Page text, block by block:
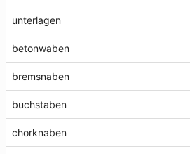
unterlagen
betonwaben
bremsnaben
buchstaben
chorknaben